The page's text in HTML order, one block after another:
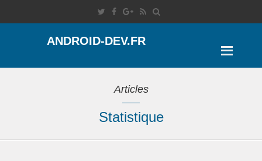
ANDROID-DEV.FR
Articles
Statistique